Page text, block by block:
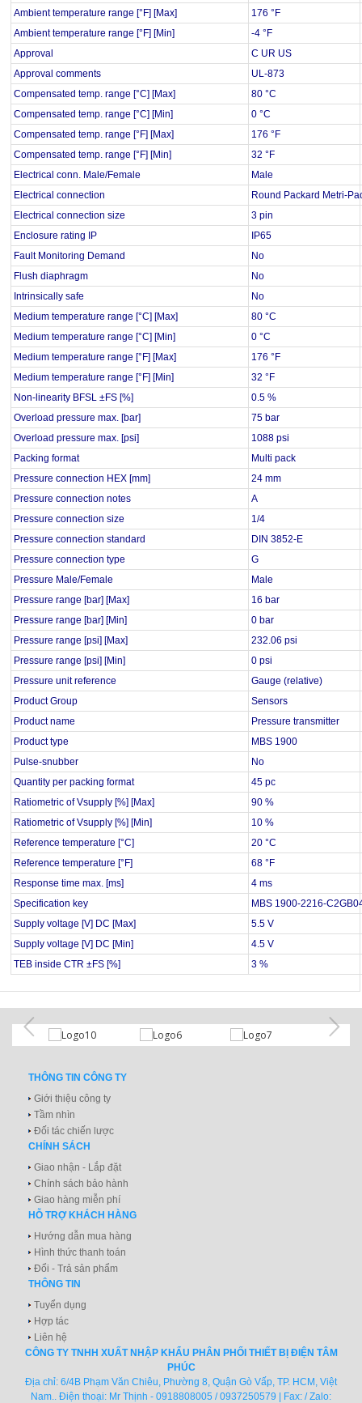
Ambient temperature range [°F] [Max]
176 °F
Ambient temperature range [°F] [Min]
-4 °F
Approval
C UR US
Approval comments
UL-873
Compensated temp. range [°C] [Max]
80 °C
Compensated temp. range [°C] [Min]
0 °C
Compensated temp. range [°F] [Max]
176 °F
Compensated temp. range [°F] [Min]
32 °F
Electrical conn. Male/Female
Male
Electrical connection
Round Packard Metri-
Electrical connection size
3 pin
Enclosure rating IP
IP65
Fault Monitoring Demand
No
Flush diaphragm
No
Intrinsically safe
No
Medium temperature range [°C] [Max]
80 °C
Medium temperature range [°C] [Min]
0 °C
Medium temperature range [°F] [Max]
176 °F
Medium temperature range [°F] [Min]
32 °F
Non-linearity BFSL ±FS [%]
0.5 %
Overload pressure max. [bar]
75 bar
Overload pressure max. [psi]
1088 psi
Packing format
Multi pack
Pressure connection HEX [mm]
24 mm
Pressure connection notes
A
Pressure connection size
1/4
Pressure connection standard
DIN 3852-E
Pressure connection type
G
Pressure Male/Female
Male
Pressure range [bar] [Max]
16 bar
Pressure range [bar] [Min]
0 bar
Pressure range [psi] [Max]
232.06 psi
Pressure range [psi] [Min]
0 psi
Pressure unit reference
Gauge (relative)
Product Group
Sensors
Product name
Pressure transmitter
Product type
MBS 1900
Pulse-snubber
No
Quantity per packing format
45 pc
Ratiometric of Vsupply [%] [Max]
90 %
Ratiometric of Vsupply [%] [Min]
10 %
Reference temperature [°C]
20 °C
Reference temperature [°F]
68 °F
Response time max. [ms]
4 ms
Specification key
MBS 1900-2216-
Supply voltage [V] DC [Max]
5.5 V
Supply voltage [V] DC [Min]
4.5 V
TEB inside CTR ±FS [%]
3 %
THÔNG TIN CÔNG TY
Giới thiệu công ty
Tầm nhìn
Đối tác chiến lược
CHÍNH SÁCH
Giao nhận - Lắp đặt
Chính sách bảo hành
Giao hàng miễn phí
HỖ TRỢ KHÁCH HÀNG
Hướng dẫn mua hàng
Hình thức thanh toán
Đổi - Trả sản phẩm
THÔNG TIN
Tuyển dụng
Hợp tác
Liên hệ
CÔNG TY TNHH XUẤT NHẬP KHẨU PHÂN PHỐI THIẾT BỊ ĐIỆN TÂM
PHÚC
Địa chỉ: 6/4B Phạm Văn Chiêu, Phường 8, Quận Gò Vấp, TP. HCM, Việt
Nam.. Điện thoại: Mr Thịnh - 0918808005 / 0937250579 | Fax: / Zalo: